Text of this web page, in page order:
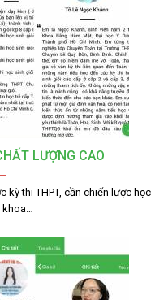
LƯỢNG CAO
kỳ thi THPT, cần chiến lược học
khoa…